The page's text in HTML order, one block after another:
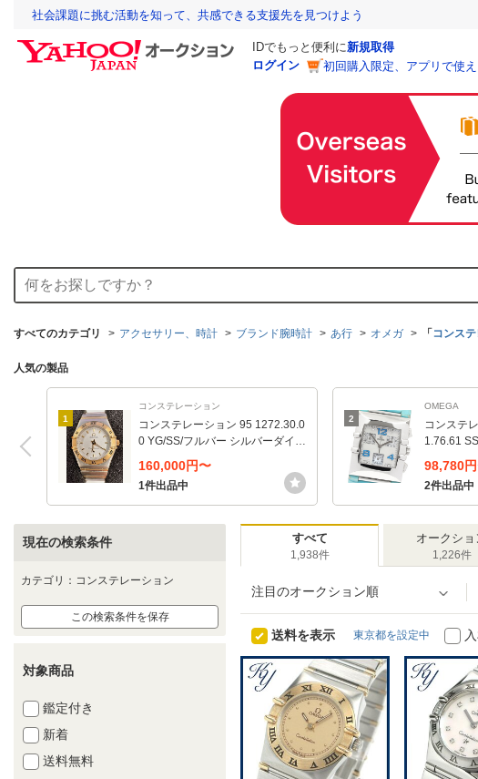
社会課題に挑む活動を知って、共感できる支援先を見つけよう
IDでもっと便利に新規取得
ログイン
初回購入限定、アプリで使
すべてのカテゴリ アクセサリー、時計 ブランド腕時計 あ行 オメガ 「 コンス
人気の製品
1
コンステレーション
コンステレーション 95 1272.30.0
0 YG/SS/フルバー シルバーダイヤ
160,000円〜
1件出品中
2
OMEGA
コンステ
1.76.61
98,780
2件出品中
現在の検索条件
カテゴリ：コンステレーション
この検索条件を保存
対象商品
鑑定付き
新着
送料無料
すべて
1,938件
オークショ
1,226件
注目のオークション順
送料を表示 東京都を設定中